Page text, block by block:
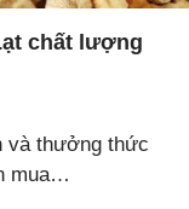
chất lượng
và thưởng thức
mua…